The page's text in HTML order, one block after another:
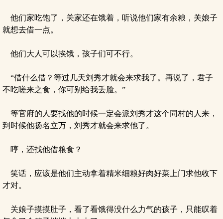
他们家吃饱了，关家还在饿着，听说他们家有余粮，关娘子
就想去借一点。
他们大人可以挨饿，孩子们可不行。
“借什么借？等过几天刘秀才就会来求我了。再说了，君子
不吃嗟来之食，你可别给我丢脸。”
等官府的人要找他的时候一定会派刘秀才这个同村的人来，
到时候他扬名立万，刘秀才就会来求他了。
哼，还找他借粮食？
笑话，应该是他们主动拿着精米细粮好肉好菜上门求他收下
才对。
关娘子摸摸肚子，看了看饿得没什么力气的孩子，只能叹着